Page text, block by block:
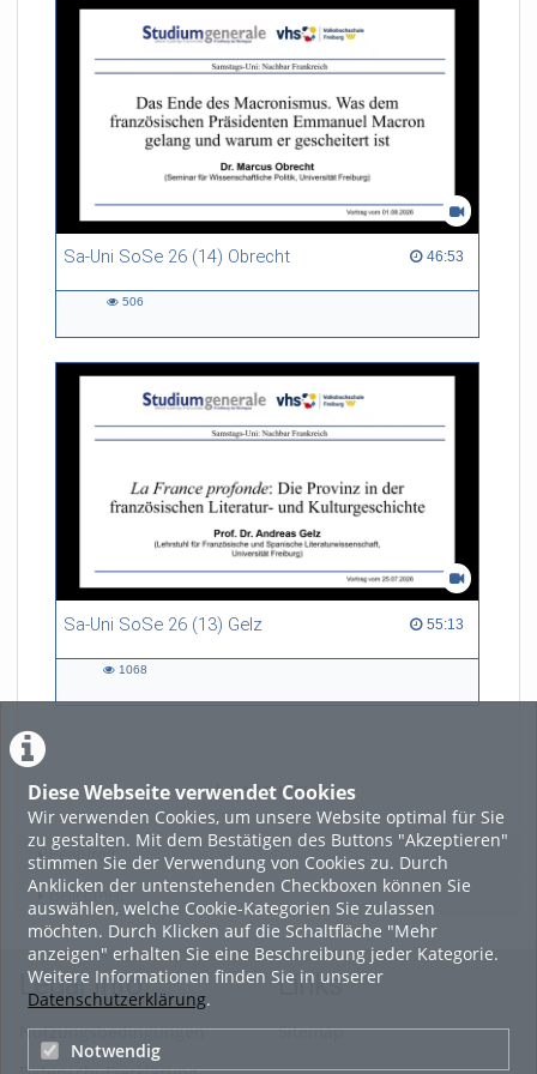
Diese Webseite verwendet Cookies
Wir verwenden Cookies, um unsere Website optimal für Sie
zu gestalten. Mit dem Bestätigen des Buttons "Akzeptieren"
stimmen Sie der Verwendung von Cookies zu. Durch
Anklicken der untenstehenden Checkboxen können Sie
auswählen, welche Cookie-Kategorien Sie zulassen
möchten. Durch Klicken auf die Schaltfläche "Mehr
anzeigen" erhalten Sie eine Beschreibung jeder Kategorie.
Weitere Informationen finden Sie in unserer
Datenschutzerklärung.
Notwendig
Sa-Uni SoSe 26 (14) Obrecht 46:53
46:53 duration
506
Sa-Uni SoSe 26 (13) Gelz 55:13
55:13 duration
1068
LADE MEHR
Featured
Beliebtheit
Legal Info
Nutzungsbedingungen
Links
Sitemap